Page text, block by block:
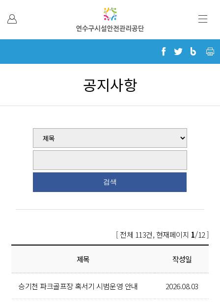
공지사항
[ 전체 113건, 현재페이지 1/12 ]
제목 작성일
승기천 파크골프장 혹서기 시범운영 안내 2026.08.03